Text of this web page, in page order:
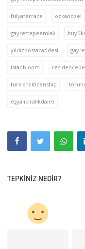
fulyaterrace ozkanozel
gayrettepeemlak
yıldızpostacaddesi
istanbloom
turkishcitizenship
eşyalıkiralıkdaire
TEPKINIZ NEDIR?